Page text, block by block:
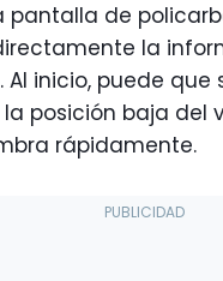
pantalla de
la
Al inicio, puede que
posición baja del
rápidamente.